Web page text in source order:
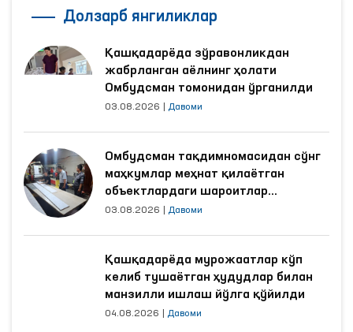
Долзарб янгиликлар
Қашқадарёда зўравонликдан
жабрланган аёлнинг ҳолати
Омбудсман томонидан ўрганилди
03.08.2026 Давоми
Омбудсман тақдимномасидан сўнг
маҳкумлар меҳнат қилаётган
объектлардаги шароитлар
яхшиланди
03.08.2026 Давоми
Қашқадарёда мурожаатлар кўп
келиб тушаётган ҳудудлар билан
манзилли ишлаш йўлга қўйилди
04.08.2026 Давоми